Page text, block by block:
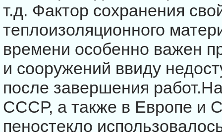
т.д. Фактор сохранения
теплоизоляционного
времени особенно важен
и сооружений ввиду
после завершения
СССР, а также в Европе и
пеностекло